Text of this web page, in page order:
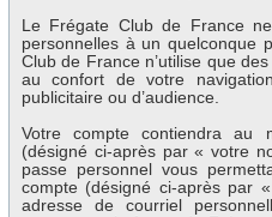
Le Frégate Club de France
personnelles à un quelconque
Club de France n’utilise que
au confort de votre
publicitaire ou d’audience.
Votre compte contiendra au
(désigné ci-après par « votre
passe personnel vous
compte (désigné ci-après par
adresse de courriel